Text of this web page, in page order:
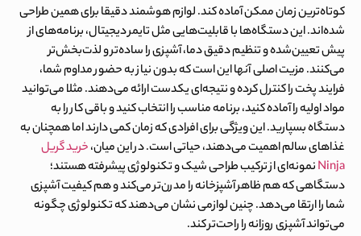
کوتاه‌ترین زمان ممکن آماده کند. لوازم هوشمند دقیقا برای همین طراحی
شده‌اند. این دستگاه‌ها با قابلیت‌هایی مثل تایمر دیجیتال، برنامه‌های از
پیش تعیین‌شده و تنظیم دقیق دما، آشپزی را ساده‌تر و لذت‌بخش‌تر
می‌کنند. مزیت اصلی آنها این است که بدون نیاز به حضور مداوم شما،
فرایند پخت را کنترل کرده و نتیجه‌ای یکدست ارائه می‌دهند. مثلا می‌توانید
مواد اولیه را آماده کنید، برنامه مناسب را انتخاب کنید و باقی کار را به
دستگاه بسپارید. این ویژگی برای افرادی که زمان کمی دارند اما همچنان به
غذاهای سالم اهمیت می‌دهند، حیاتی است. در این میان،خرید گریل
Ninjaنمونه‌ای از ترکیب طراحی شیک و تکنولوژی پیشرفته هستند؛
دستگاهی که هم ظاهر آشپزخانه را مدرن‌تر می‌کند و هم کیفیت آشپزی
شما را ارتقا می‌دهد. چنین لوازمی نشان می‌دهند که تکنولوژی چگونه
می‌تواند آشپزی روزانه را راحت‌تر کند.